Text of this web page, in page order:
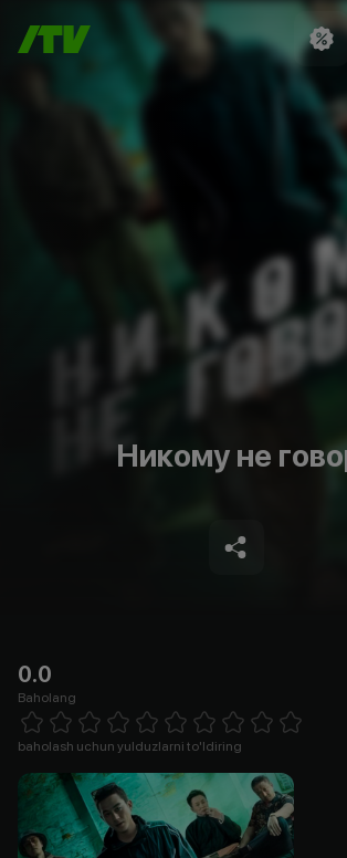
Никому не
0.0
Baholang
1 Star 2 Stars 3 Stars 4 Stars5 Stars 6 Stars7 Stars8 Stars
baholash uchun yulduzlarni to'ldiring